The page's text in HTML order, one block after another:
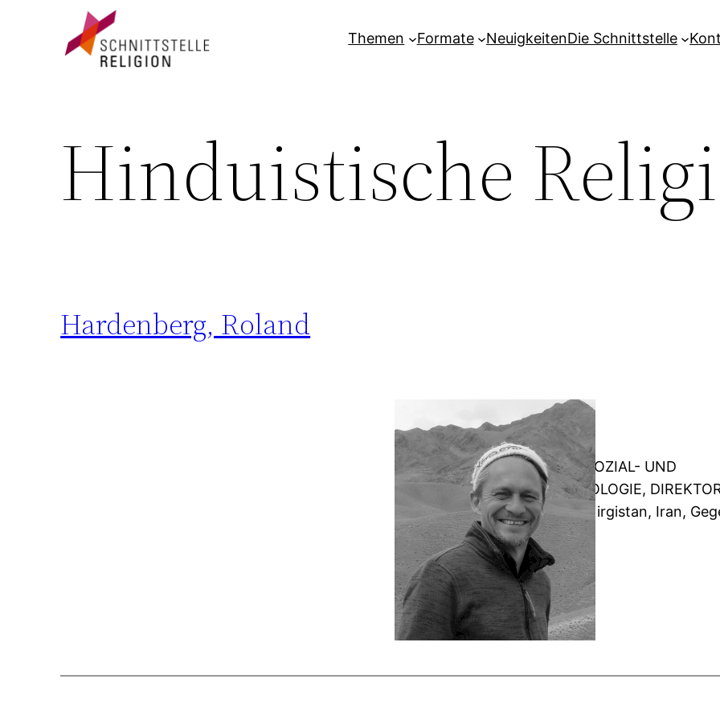
Themen Formate NeuigkeitenDie Schnittstelle
Hinduistische
Hardenberg, Roland
PROFESSOR FÜR SOZIAL- UND
KULTURANTHROPOLOGIE,
INSTITUT. Indien, Kirgistan, Iran,
Mehr erfahren >>>